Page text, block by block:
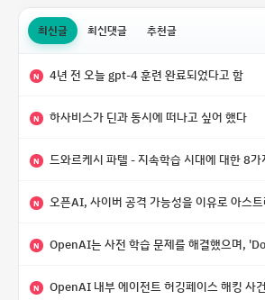
최신글 최신댓글 추천글
N 4년 전 오늘 gpt-4 훈련 완료되었다고 함
N 하사비스가 딘과 동시에 떠나고 싶어 했다
N 드와르케시 파텔 - 지속학습 시대에 대한 8가
N 오픈AI, 사이버 공격 가능성을 이유로 아스트라 모델
N OpenAI는 사전 학습 문제를 해결했으며, 'Doug'라는 코드명을 가진 훨씬 더 큰 모델
N OpenAI 내부 에이전트 허깅페이스 해킹 사